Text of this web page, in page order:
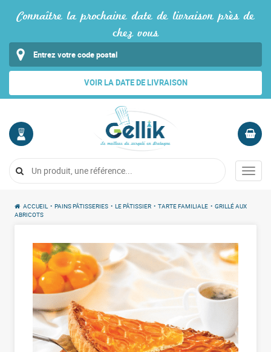
Connaître la prochaine date de livraison près de
chez vous
VOIR LA DATE DE LIVRAISON
COMPTE
Me
Vide
Menu
ACCUEIL • PAINS PÂTISSERIES • LE PÂTISSIER • TARTE FAMILIALE • GRILLÉ AUX
ABRICOTS